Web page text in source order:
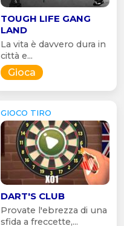
TOUGH LIFE GANG
LAND
La vita è davvero dura in
città e...
Gioca
GIOCO TIRO
DART'S CLUB
Provate l'ebrezza di una
sfida a freccette,...